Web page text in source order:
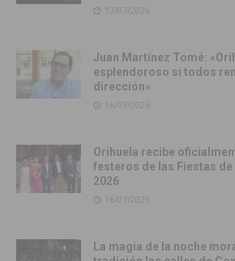
17/07/2026
Juan Martínez Tomé:
esplendoroso si todos
dirección»
16/07/2026
Orihuela recibe
festeros de las Fiestas
2026
16/07/2026
La magia de la noche